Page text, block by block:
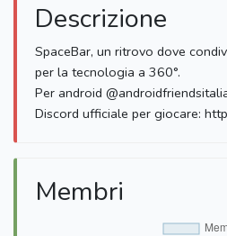
Descrizione
SpaceBar, un ritrovo dove
per la tecnologia a 360°.
Per android
Discord ufficiale per giocare:
Membri